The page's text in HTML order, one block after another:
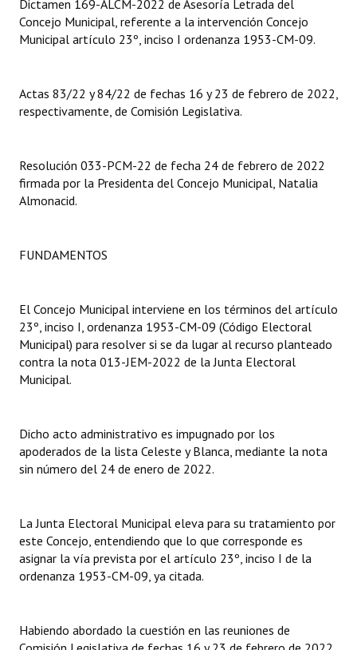
Dictámenes Asesoría Letrada
Actas de Sesión
Ejecución Presupuestaria
NORMATIVA
Declaraciones
Resoluciones de Presidencia
INSTITUCIONAL
Antiguos Pobladores
Registros y Distinciones
Premio al Mérito - Registro
Audiencias Públicas - Registro
Mujeres que Dejaron Huellas - Registro
Dictamen 169-ALCM-2022 de Asesoría Letrada del
Concejo Municipal, referente a la intervención Concejo
Municipal artículo 23º, inciso I ordenanza 1953-CM-09.
Actas 83/22 y 84/22 de fechas 16 y 23 de febrero de 2022,
respectivamente, de Comisión Legislativa.
Resolución 033-PCM-22 de fecha 24 de febrero de 2022
firmada por la Presidenta del Concejo Municipal, Natalia
Almonacid.
FUNDAMENTOS
El Concejo Municipal interviene en los términos del artículo
23º, inciso I, ordenanza 1953-CM-09 (Código Electoral
Municipal) para resolver si se da lugar al recurso planteado
contra la nota 013-JEM-2022 de la Junta Electoral
Municipal.
Dicho acto administrativo es impugnado por los
apoderados de la lista Celeste y Blanca, mediante la nota
sin número del 24 de enero de 2022.
La Junta Electoral Municipal eleva para su tratamiento por
este Concejo, entendiendo que lo que corresponde es
asignar la vía prevista por el artículo 23º, inciso I de la
ordenanza 1953-CM-09, ya citada.
Habiendo abordado la cuestión en las reuniones de